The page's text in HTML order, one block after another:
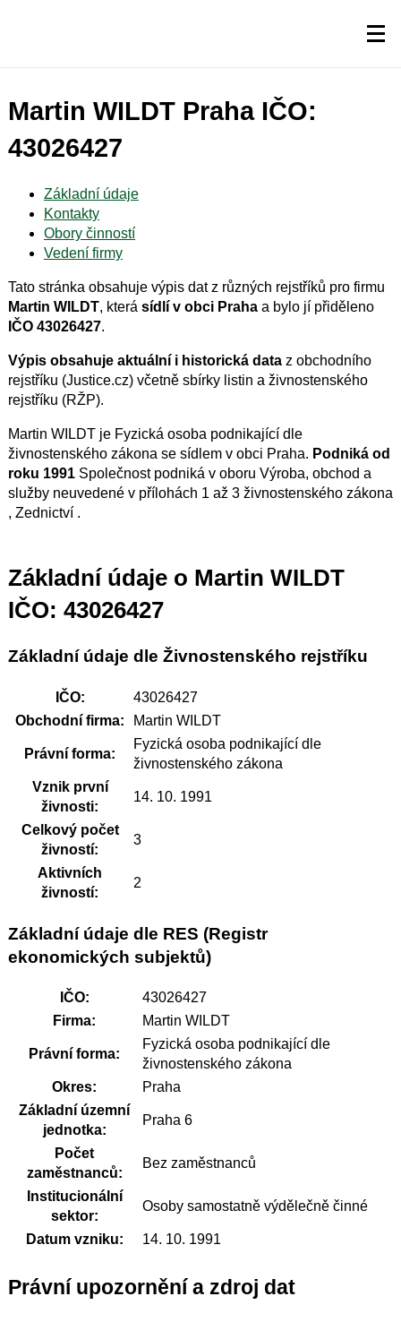
Martin WILDT Praha IČO:
43026427
Základní údaje
Kontakty
Obory činností
Vedení firmy
Tato stránka obsahuje výpis dat z různých rejstříků pro firmu
Martin WILDT, která sídlí v obci Prahaa bylo jí přiděleno
IČO 43026427.
Výpis obsahuje aktuální i historická dataz obchodního
rejstříku (Justice.cz) včetně sbírky listin a živnostenského
rejstříku (RŽP).
Martin WILDT je Fyzická osoba podnikající dle
živnostenského zákona se sídlem v obci Praha. Podniká od
roku 1991 Společnost podniká v oboru Výroba, obchod a
služby neuvedené v přílohách 1 až 3 živnostenského zákona
, Zednictví .
Základní údaje o Martin WILDT
IČO: 43026427
Základní údaje dle Živnostenského rejstříku
IČO:
43026427
Obchodní firma:
Martin WILDT
Právní forma:
Fyzická osoba podnikající dle
živnostenského zákona
Vznik první
živnosti:
14. 10. 1991
Celkový počet
živností:
3
Aktivních
živností:
2
Základní údaje dle RES (Registr
ekonomických subjektů)
IČO:
43026427
Firma:
Martin WILDT
Právní forma:
Fyzická osoba podnikající dle
živnostenského zákona
Okres:
Praha
Základní územní
jednotka:
Praha 6
Počet
zaměstnanců:
Bez zaměstnanců
Institucionální
sektor:
Osoby samostatně výdělečně činné
Datum vzniku: 14. 10. 1991
Právní upozornění a zdroj dat